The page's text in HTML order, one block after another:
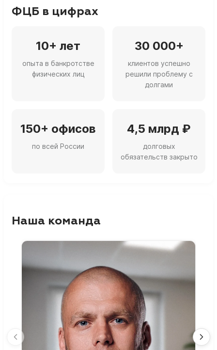
ФЦБ в цифрах
10+ лет
опыта в банкротстве
физических лиц
30 000+
клиентов успешно
решили проблему с
долгами
150+ офисов
по всей России
4,5 млрд ₽
долговых
обязательств закрыто
Наша команда